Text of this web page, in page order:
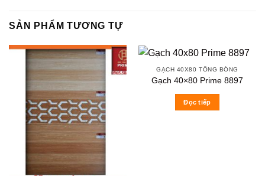
SẢN PHẨM TƯƠNG TỰ
GẠCH 40X80 TÔNG BÓNG
Gạch 40×80 Prime 8897
Đọc tiếp